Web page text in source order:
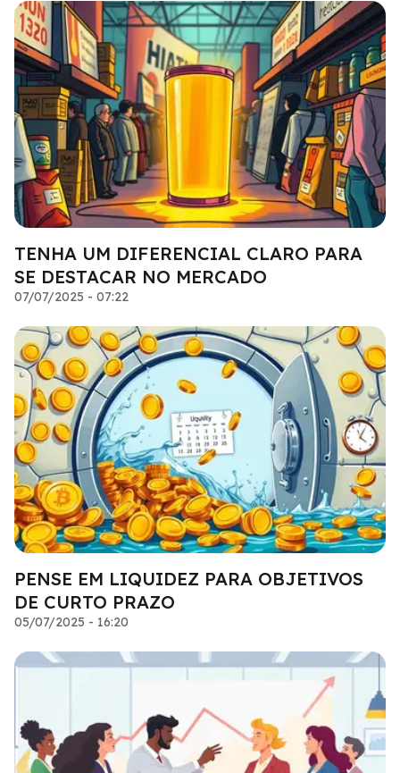
TENHA UM DIFERENCIAL CLARO PARA
SE DESTACAR NO MERCADO
07/07/2025 - 07:22
PENSE EM LIQUIDEZ PARA OBJETIVOS
DE CURTO PRAZO
05/07/2025 - 16:20